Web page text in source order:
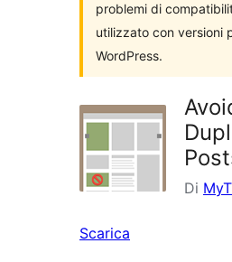
problemi di
utilizzato con versioni
WordPress.
Di
Scarica